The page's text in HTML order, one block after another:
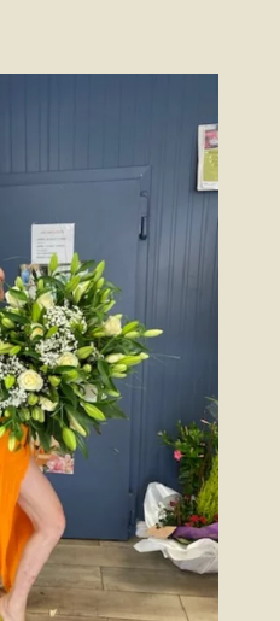
ou à proximité ? Optez pour
à Velaux, vous composera
ses plus belles tulipes à